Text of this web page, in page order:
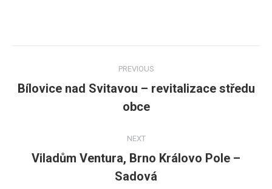
navigation
PREVIOUS
Previous
post:
Bílovice nad Svitavou – revitalizace středu
obce
NEXT
Next
post:
Viladům Ventura, Brno Královo Pole –
Sadová